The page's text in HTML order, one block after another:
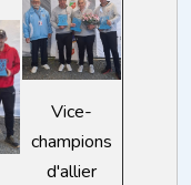
Vice-
champions
d'allier